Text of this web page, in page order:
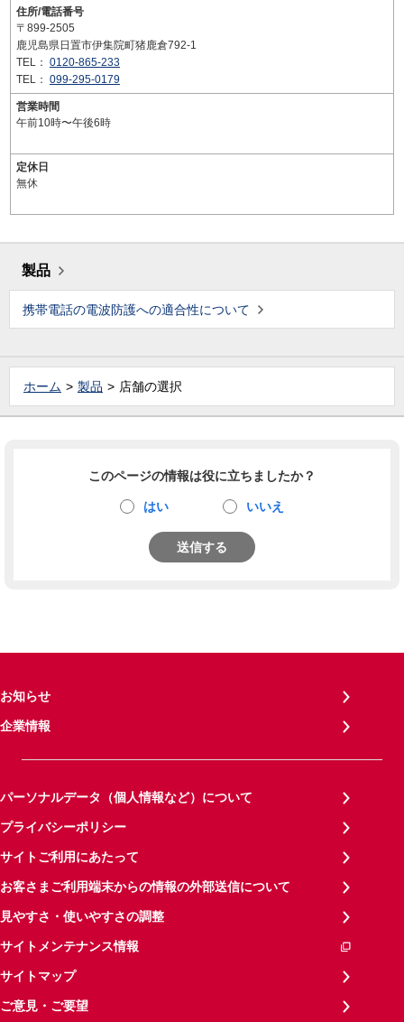
住所/電話番号
〒899-2505
鹿児島県日置市伊集院町猪鹿倉792-1
TEL： 0120-865-233
TEL： 099-295-0179
営業時間
午前10時〜午後6時
定休日
無休
製品
携帯電話の電波防護への適合性について
ホーム 製品 店舗の選択
このページの情報は役に立ちましたか？
はい いいえ
送信する
お知らせ
企業情報
パーソナルデータ（個人情報など）について
プライバシーポリシー
サイトご利用にあたって
お客さまご利用端末からの情報の外部送信について
見やすさ・使いやすさの調整
サイトメンテナンス情報
サイトマップ
ご意見・ご要望